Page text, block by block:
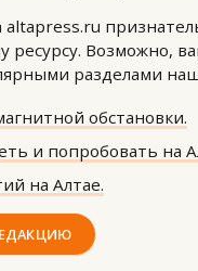
altapress.ru
ресурсу. Возможно,
разделами
обстановки.
и попробовать на
на Алтае.